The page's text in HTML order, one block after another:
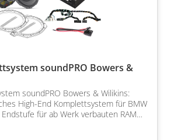
soundPRO Bowers &
soundPRO Bowers & Wilikins:
High-End Komplettsystem für BMW
für ab Werk verbauten RAM